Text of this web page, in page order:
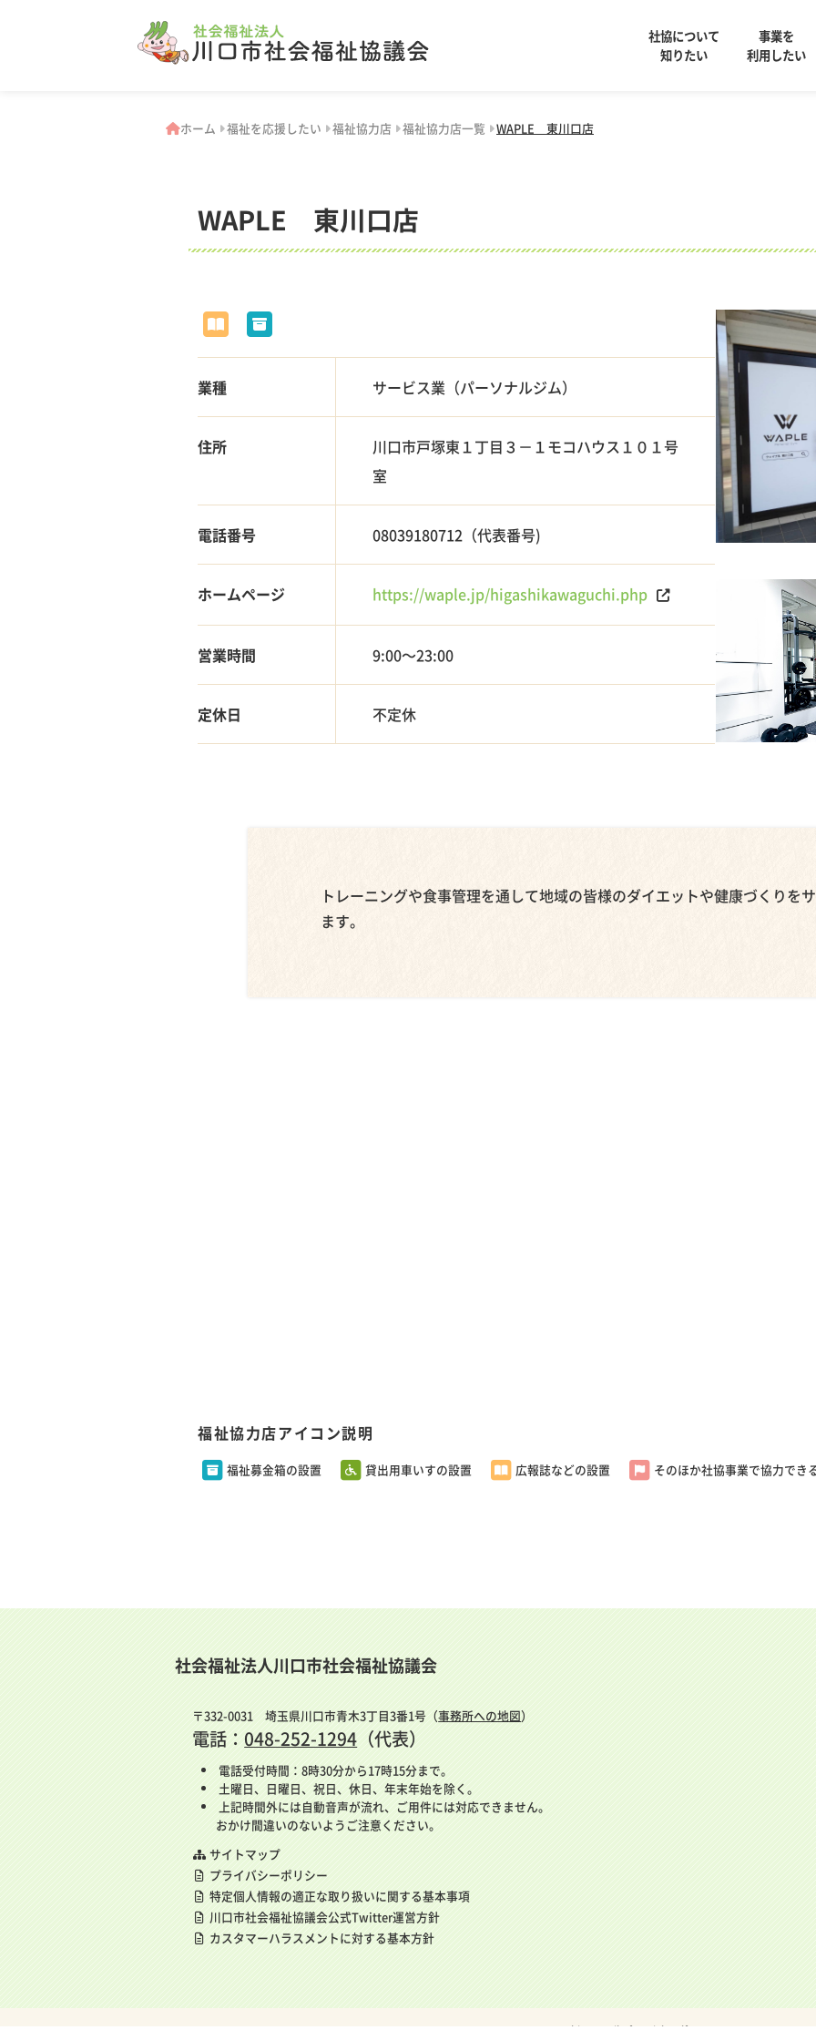
社協について
知りたい
事業を
利用したい
ホーム 福祉を応援したい 福祉協力店 福祉協力店一覧 WAPLE 東川口店
WAPLE 東川口店
業種 サービス業（パーソナルジム）
住所
川口市戸塚東１丁目３－１モコハウス１０１号
室
電話番号 08039180712（代表番号)
ホームページ https://waple.jp/higashikawaguchi.php
営業時間 9:00～23:00
定休日 不定休
トレーニングや食事管理を通して地域の皆様のダイエットや健康づくりを
ます。
福祉協力店アイコン説明
福祉募金箱の設置 貸出用車いすの設置 広報誌などの設置 そのほか社協事業で協力でき
社会福祉法人川口市社会福祉協議会
〒332-0031 埼玉県川口市青木3丁目3番1号（事務所への地図）
電話：048-252-1294 （代表）
電話受付時間：8時30分から17時15分まで。
土曜日、日曜日、祝日、休日、年末年始を除く。
上記時間外には自動音声が流れ、ご用件には対応できません。
おかけ間違いのないようご注意ください。
サイトマップ
プライバシーポリシー
特定個人情報の適正な取り扱いに関する基本事項
川口市社会福祉協議会公式Twitter運営方針
カスタマーハラスメントに対する基本方針
© Kawaguchi Council of Social Welfare.